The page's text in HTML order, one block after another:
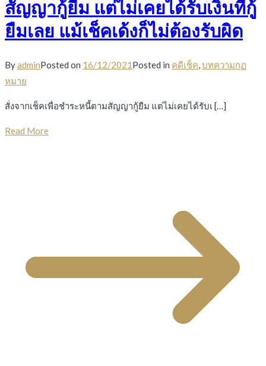
สัญญากู้ยืม แต่ไม่เคยได้รับเงินที่กู้
ยืมเลย แม้เช็คเด้งก็ไม่ต้องรับผิด
ByadminPosted on 16/12/2021Posted in คดีเช็ค,บทความกฏ
หมาย
สั่งจากเช็คเพื่อชำระหนี้ตามสัญญากู้ยืม แต่ไม่เคยได้รับเ […]
Read More